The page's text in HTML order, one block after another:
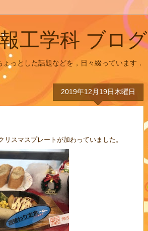
工学科 ブログ
っとした話題などを，日々綴っています．
2019年12月19日木曜日
スマスプレートが加わっていました。